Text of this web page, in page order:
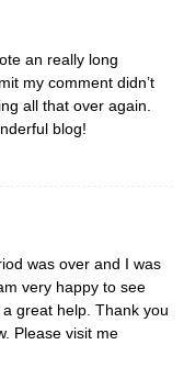
an really long
my comment didn’t
all that over again.
blog!
was over and I was
very happy to see
great help. Thank you
Please visit me